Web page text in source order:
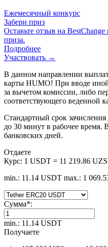
Ежемесячный конкурс
Забери приз
Оставьте отзыв на
приза.
Подробнее
Участвовать →
В данном направлении
карты HUMO! При вводе иной
за вычетом комиссии, либо
соответствующего веденной
Стандартный срок
до 30 минут в рабочее время.
банковских дней.
Отдаете
Курс: 1 USDT = 11 219.86 UZS
min.: 11.14 USDT max.: 1
Сумма*:
min.: 11.14 USDT
Получаете